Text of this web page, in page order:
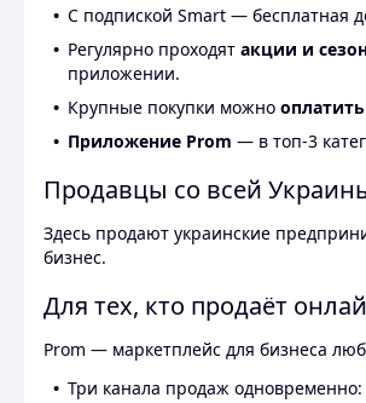
С подпиской Smart — бесплатная
Регулярно проходят акции и
приложении.
Крупные покупки можно
Приложение Prom — в топ-3
Продавцы со всей
Здесь продают украинские
бизнес.
Для тех, кто продаёт
Prom — маркетплейс для бизнеса
Три канала продаж